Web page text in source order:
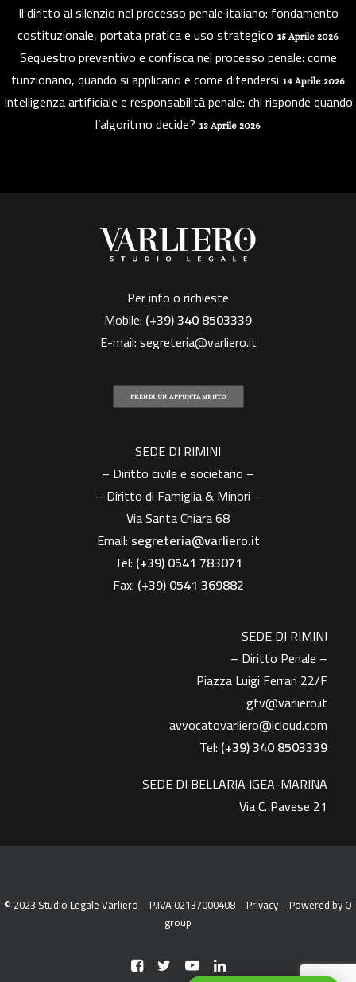
Il diritto al silenzio nel processo penale italiano: fondamento
costituzionale, portata pratica e uso strategico 15 Aprile 2026
Sequestro preventivo e confisca nel processo penale: come
funzionano, quando si applicano e come difendersi 14 Aprile 2026
Intelligenza artificiale e responsabilità penale: chi risponde quando
l’algoritmo decide? 13 Aprile 2026
Per info o richieste
Mobile: (+39)340 8503339
E-mail:segreteria@varliero.it
PRENDI UN APPUNTAMENTO
SEDE DI RIMINI
– Diritto civile e societario –
– Diritto di Famiglia & Minori –
Via Santa Chiara 68
Email: segreteria@varliero.it
Tel: (+39) 0541 783071
Fax: (+39)0541 369882
SEDE DI RIMINI
– Diritto Penale –
Piazza Luigi Ferrari 22/F
gfv@varliero.it
avvocatovarliero@icloud.com
Tel: (+39) 340 8503339
SEDE DI BELLARIA IGEA-MARINA
Via C. Pavese 21
© 2023 Studio Legale Varliero – P.IVA 02137000408 –Privacy– Powered byQ
group